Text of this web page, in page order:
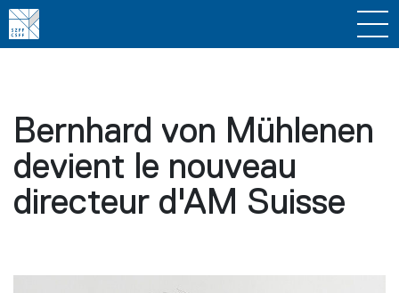
Bernhard von Mühlenen
devient le nouveau
directeur d'AM Suisse